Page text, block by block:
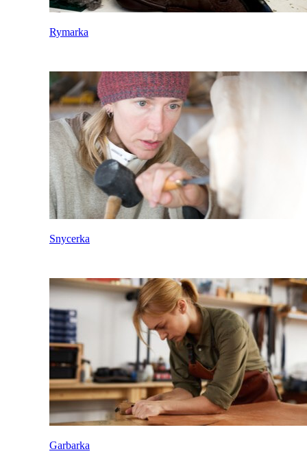
Rymarka
Snycerka
Garbarka